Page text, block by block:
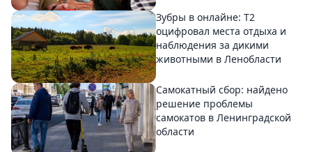
Зубры в онлайне: Т2
оцифровал места отдыха и
наблюдения за дикими
животными в Ленобласти
Самокатный сбор: найдено
решение проблемы
самокатов в Ленинградской
области